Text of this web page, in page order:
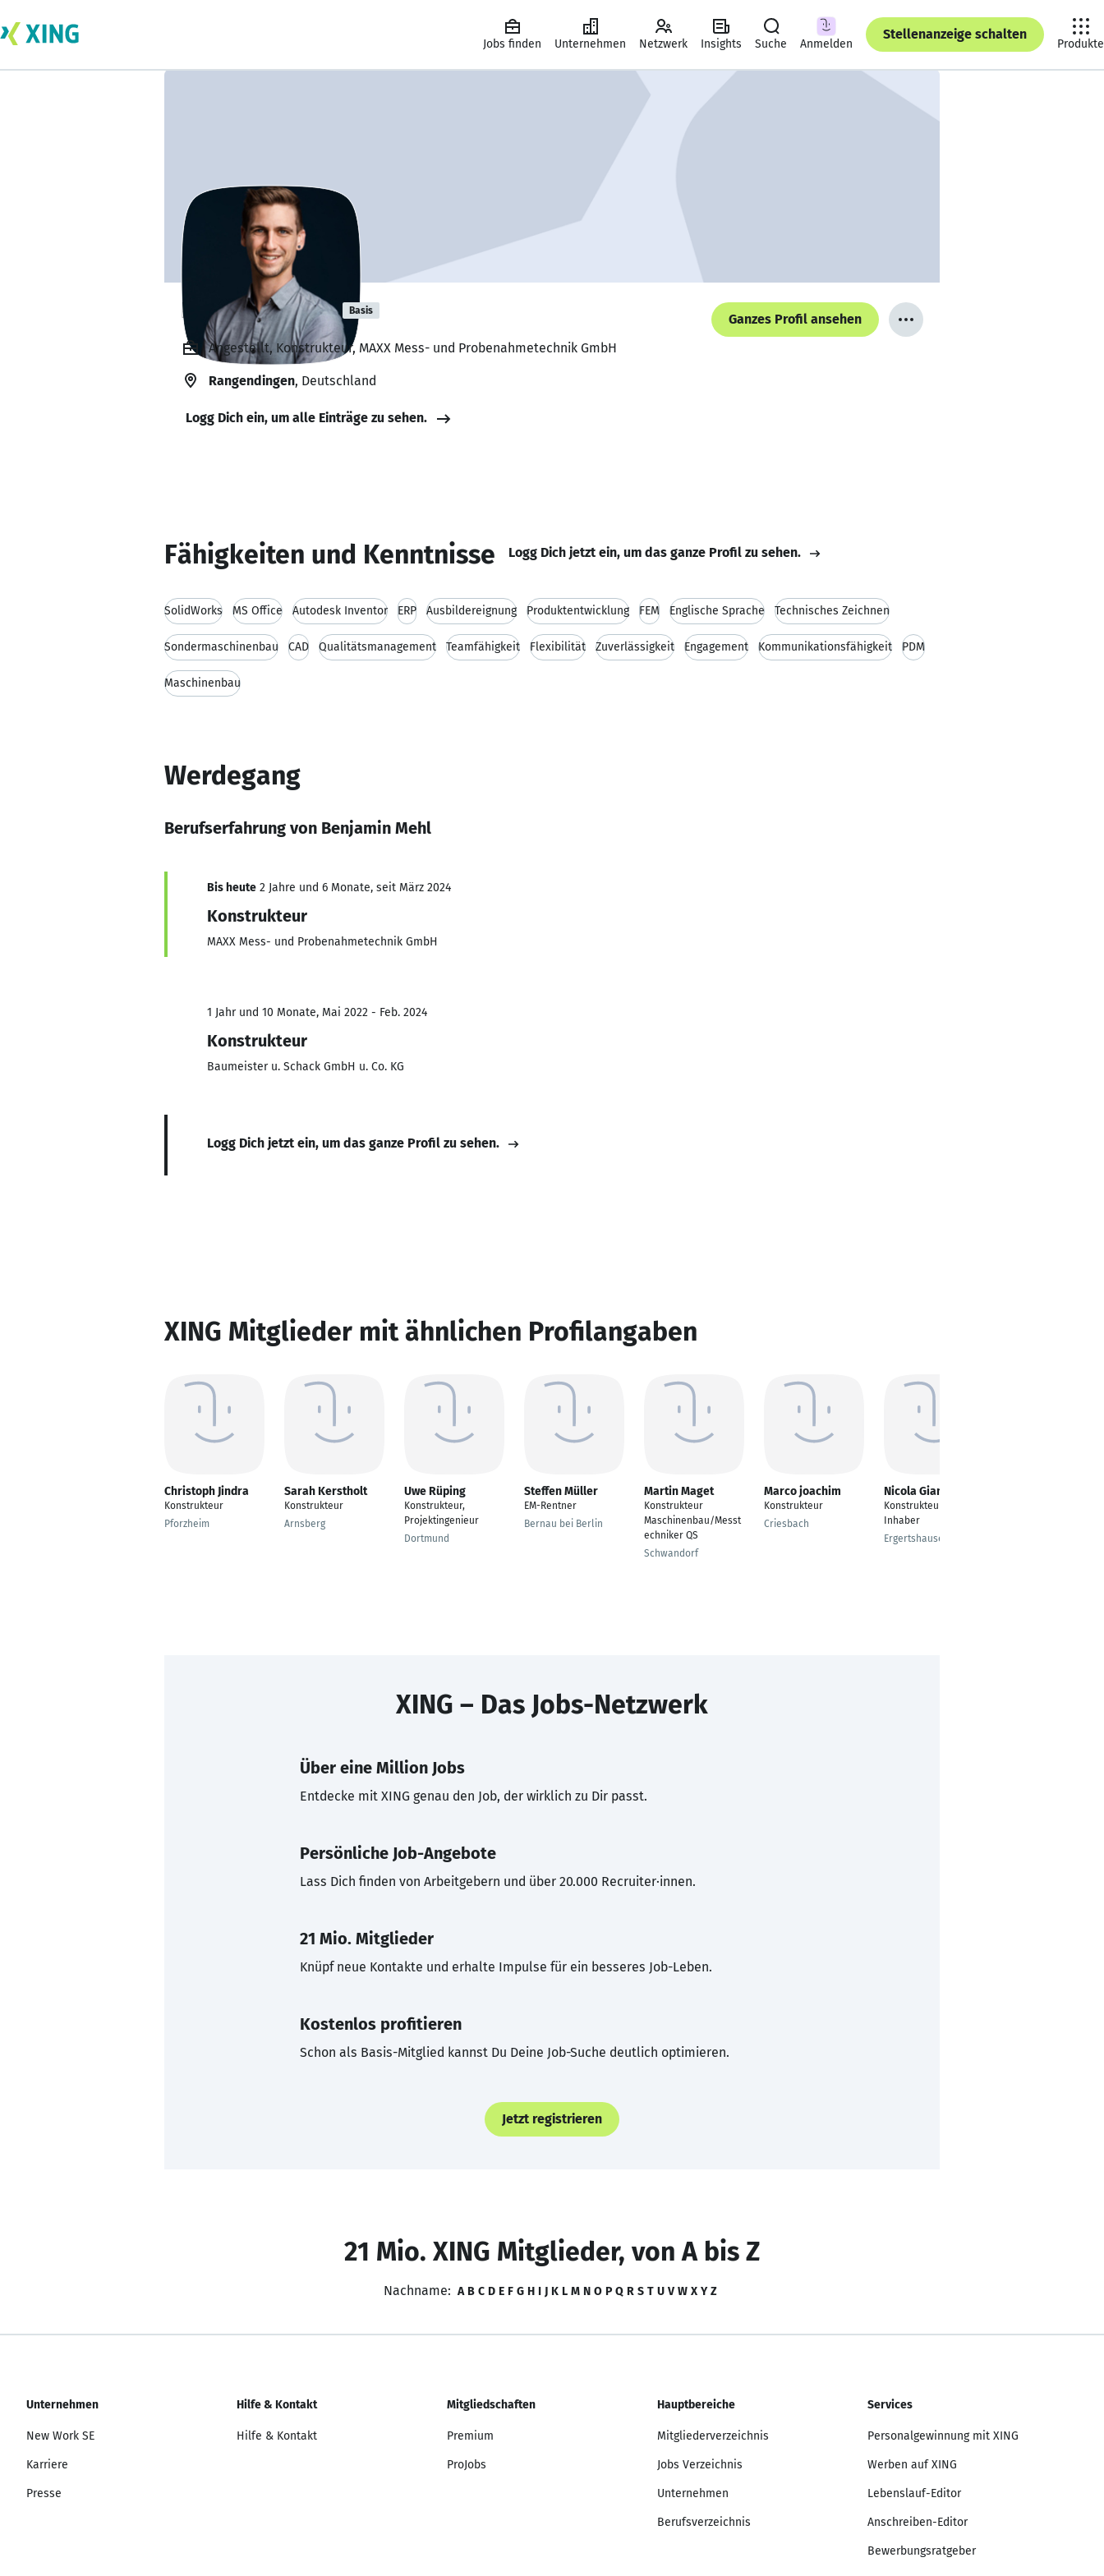
Jobs finden Unternehmen Netzwerk Insights Suche Anmelden
Stellenanzeige schalten
Produkte
Benjamin Mehl Basis
Ganzes Profil ansehen
Angestellt, Konstrukteur, MAXX Mess- und Probenahmetechnik GmbH
Rangendingen, Deutschland
Logg Dich ein, um alle Einträge zu sehen.
Fähigkeiten und Kenntnisse Logg Dich jetzt ein, um das ganze Profil zu sehen.
SolidWorks MS Office Autodesk Inventor ERP Ausbildereignung Produktentwicklung FEM Englische Sprache Technisches Zeichnen
Sondermaschinenbau CAD Qualitätsmanagement Teamfähigkeit Flexibilität Zuverlässigkeit Engagement Kommunikationsfähigkeit PDM
Maschinenbau
Werdegang
Berufserfahrung von Benjamin Mehl
Bis heute 2 Jahre und 6 Monate, seit März 2024
Konstrukteur
MAXX Mess- und Probenahmetechnik GmbH
1 Jahr und 10 Monate, Mai 2022 - Feb. 2024
Konstrukteur
Baumeister u. Schack GmbH u. Co. KG
Logg Dich jetzt ein, um das ganze Profil zu sehen.
XING Mitglieder mit ähnlichen Profilangaben
Christoph Jindra
Konstrukteur
Pforzheim
Sarah Kerstholt
Konstrukteur
Arnsberg
Uwe Rüping
Konstrukteur,
Projektingenieur
Dortmund
Steffen Müller
EM-Rentner
Bernau bei Berlin
Martin Maget
Konstrukteur
Maschinenbau/Messt
echniker QS
Schwandorf
Marco joachim
Konstrukteur
Criesbach
Nicola Giannelli
Konstrukteur /
Inhaber
Ergertshausen
XING – Das Jobs-Netzwerk
Über eine Million Jobs
Entdecke mit XING genau den Job, der wirklich zu Dir passt.
Persönliche Job-Angebote
Lass Dich finden von Arbeitgebern und über 20.000 Recruiter·innen.
21 Mio. Mitglieder
Knüpf neue Kontakte und erhalte Impulse für ein besseres Job-Leben.
Kostenlos profitieren
Schon als Basis-Mitglied kannst Du Deine Job-Suche deutlich optimieren.
Jetzt registrieren
21 Mio. XING Mitglieder, von A bis Z
Nachname: A B C D E F G H I J K L M N O P Q R S T U V W X Y Z
Unternehmen
New Work SE
Karriere
Presse
Hilfe & Kontakt
Hilfe & Kontakt
Mitgliedschaften
Premium
ProJobs
Hauptbereiche
Mitgliederverzeichnis
Jobs Verzeichnis
Unternehmen
Berufsverzeichnis
Services
Personalgewinnung mit XING
Werben auf XING
Lebenslauf-Editor
Anschreiben-Editor
Bewerbungsratgeber